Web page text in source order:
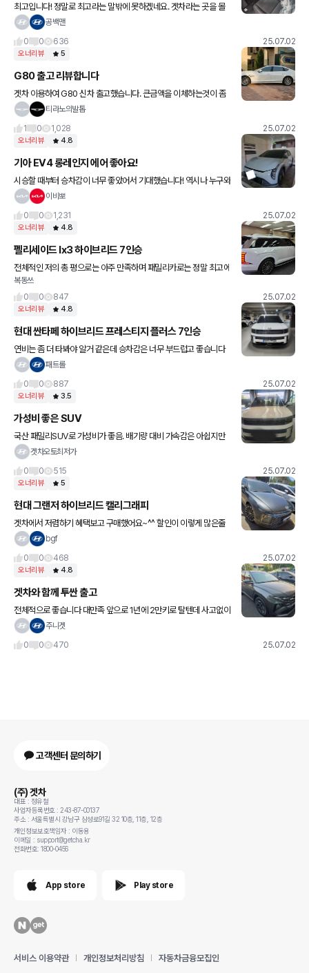
최고입니다! 정말로 최고라는 말밖에 못하겠네요. 겟차라는 곳을 몰
랐다면 페이백을 이렇게 많이 받지 못했을 겁니다. 우연히 유튜브 보
공백맨
0
0 636 25.07.02
오너리뷰 5
G80 출고 리뷰합니다
겟차 이용하여 G80 신차 출고했습니다. 큰금액을 이체하는것이 좀
걱정이기도 했는데 그 걱정을 덜어내려면 카드사 홈페이지에서 가상
티라노의발톱
1
0 1,028 25.07.02
오너리뷰 4.8
기아 EV4 롱레인지 에어 좋아요!
시승할 때부터 승차감이 너무 좋았어서 기대했습니다! 역시나 누구와
함께 타든 부드럽다고 호평이 많습니다. 덕분에 운전 잘하는 것 같다
이비뽀
0
0 1,231 25.07.02
오너리뷰 4.8
펠리세이드 lx3 하이브리드 7인승
전체적인 저의 총 평으로는 아주 만족하며 패밀리카로는 정말 최고에
요, 연비도 좋고 공간감도 아주 만족하며, 차가 힘이 좋아 잘 나갑니다
튼튼한 패밀리카를 원한다면, 추천하고싶네요. 펠리세이드 하이
복동쓰
0
0 847 25.07.02
오너리뷰 4.8
현대 싼타페 하이브리드 프레스티지 플러스 7인승
연비는 좀 더 타봐야 알거 같은데 승차감은 너무 부드럽고 좋습니다
공간감도 넉넉하구 딱히 흠잡을 데가 없는 차량이에요 이번 싼타페
패트롤
0
0 887 25.07.02
오너리뷰 3.5
가성비 좋은 SUV
국산 패밀리SUV로 가성비가 좋음. 배기량 대비 가속감은 아쉽지만
힘은 여유있고, 외관디자인에 호불호가 있는편이지만 실내디자인이
겟차오토최저가
0
0 515 25.07.02
오너리뷰 5
현대 그랜저 하이브리드 캘리그래피
겟차에서 저렴하기 혜택보고 구매했어요~^^ 할인이 이렇게 많은줄
몰랐답니다 ㅎㅎ 너무 좋아서 기절했어요 완전 짱짱짱겟차에서 저렴
ㅎ 너
bgf
0
0 468 25.07.02
오너리뷰 4.8
겟차와 함께 투싼 출고
전체적으로 좋습니다 대만족 앞으로 1년에 2만키로 탈텐데 사고없이
오래갔으면해요 4번째 차중에 제일 맘에 드네오 앞으로 더좋은 곳 돌
주니겟
0
0 470 25.07.02
고객센터 문의하기
(주) 겟차
대표 : 정유철
사업자등록번호 : 243-87-00137
주소 : 서울특별시 강남구 삼성로91길 32 10층, 11층, 12층
개인정보보호책임자 : 이동용
이메일 : support@getcha.kr
전화번호: 1800-0456
App store Play store
서비스 이용약관 개인정보처리방침 자동차금융모집인